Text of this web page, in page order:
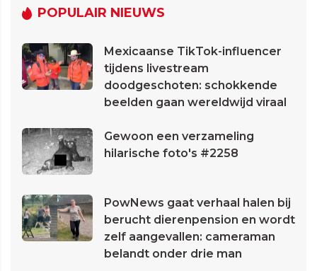
POPULAIR NIEUWS
Mexicaanse TikTok-influencer
tijdens livestream
doodgeschoten: schokkende
beelden gaan wereldwijd viraal
Gewoon een verzameling
hilarische foto's #2258
PowNews gaat verhaal halen bij
berucht dierenpension en wordt
zelf aangevallen: cameraman
belandt onder drie man